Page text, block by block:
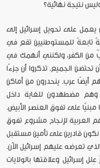
نتيجة نهائية؟
يعمل على تحويل إسرائيل إلى
تابعةً للمستوطنيين تقع في
من الكفر، ولكنني أنهمك في
تحتضن الجميع. تذكروا أن جزءًا
أيضًا عرب. ينحدرون من أماكن
وهم مضطهدون للغاية داخل
مبنيًا على تفوق العنصر الأبيض.
العربية لإنجاح مشروع تفوق
نكون قادرين على تأمين مستقبل
تعرضه عليهم إسرائيل الآن.
إسرائيل وعلاقتها بالولايات